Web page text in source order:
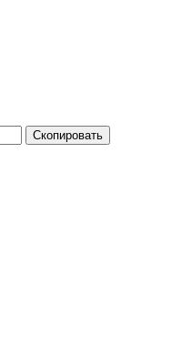
Скопировать